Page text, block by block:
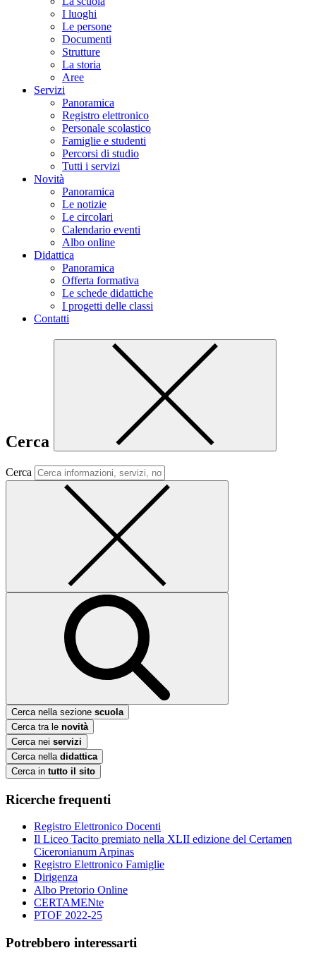
I luoghi
Le persone
Documenti
Strutture
La storia
Aree
Servizi
Panoramica
Registro elettronico
Personale scolastico
Famiglie e studenti
Percorsi di studio
Tutti i servizi
Novità
Panoramica
Le notizie
Le circolari
Calendario eventi
Albo online
Didattica
Panoramica
Offerta formativa
Le schede didattiche
I progetti delle classi
Contatti
Cerca
Cerca
Cerca nella sezione scuola
Cerca tra le novità
Cerca nei servizi
Cerca nella didattica
Cerca in tutto il sito
Ricerche frequenti
Registro Elettronico Docenti
Il Liceo Tacito premiato nella XLII edizione del Certamen
Ciceronianum Arpinas
Registro Elettronico Famiglie
Dirigenza
Albo Pretorio Online
CERTAMENte
PTOF 2022-25
Potrebbero interessarti